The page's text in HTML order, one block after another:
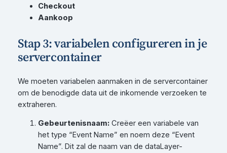
Checkout
Aankoop
Stap 3: variabelen configureren in je
servercontainer
We moeten variabelen aanmaken in de servercontainer
om de benodigde data uit de inkomende verzoeken te
extraheren.
Gebeurtenisnaam:Creëer een variabele van
het type “Event Name” en noem deze “Event
Name”. Dit zal de naam van de dataLayer-